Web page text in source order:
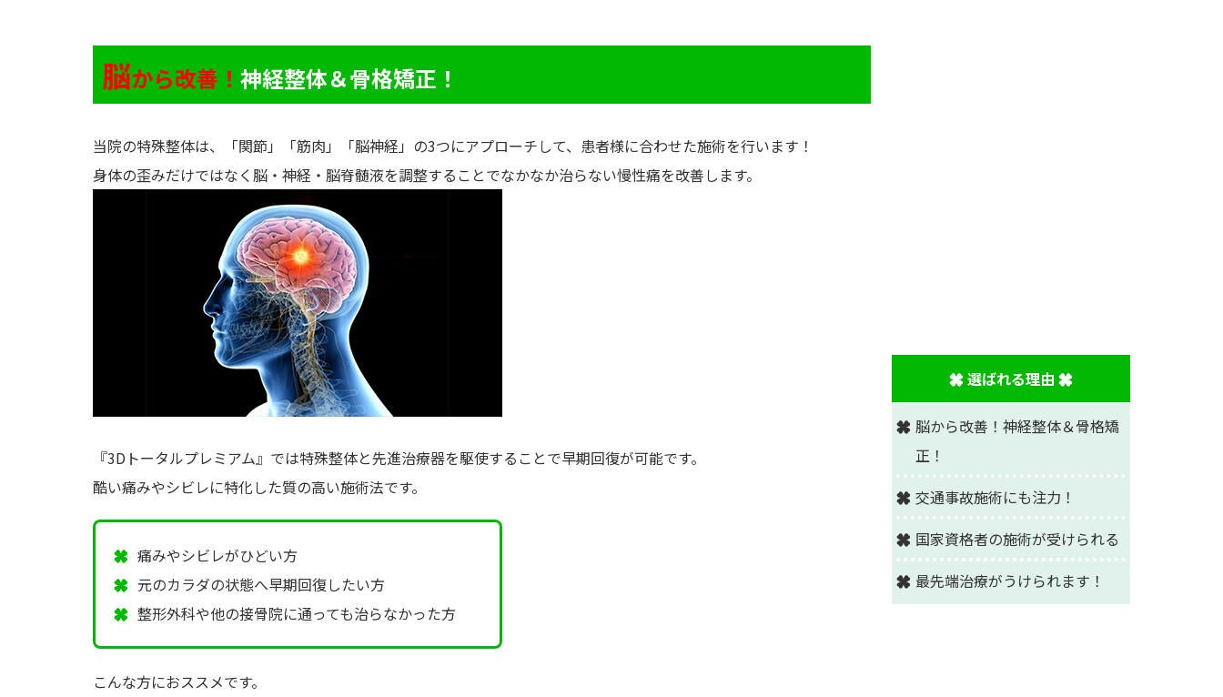
選ばれる理由
脳から改善！神経整体＆骨格矯
正！
交通事故施術にも注力！
国家資格者の施術が受けられる
最先端治療がうけられます！
脳から改善！ 神経整体＆骨格矯正！
当院の特殊整体は、「関節」「筋肉」「脳神経」の3つにアプローチして、患者様に合わせた施術を行います！
身体の歪みだけではなく脳・神経・脳脊髄液を調整することでなかなか治らない慢性痛を改善します。
『3Dトータルプレミアム』では特殊整体と先進治療器を駆使することで早期回復が可能です。
酷い痛みやシビレに特化した質の高い施術法です。
痛みやシビレがひどい方
元のカラダの状態へ早期回復したい方
整形外科や他の接骨院に通っても治らなかった方
こんな方におススメです。